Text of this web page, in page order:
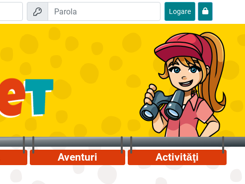
Logare
Aventuri Activităţi